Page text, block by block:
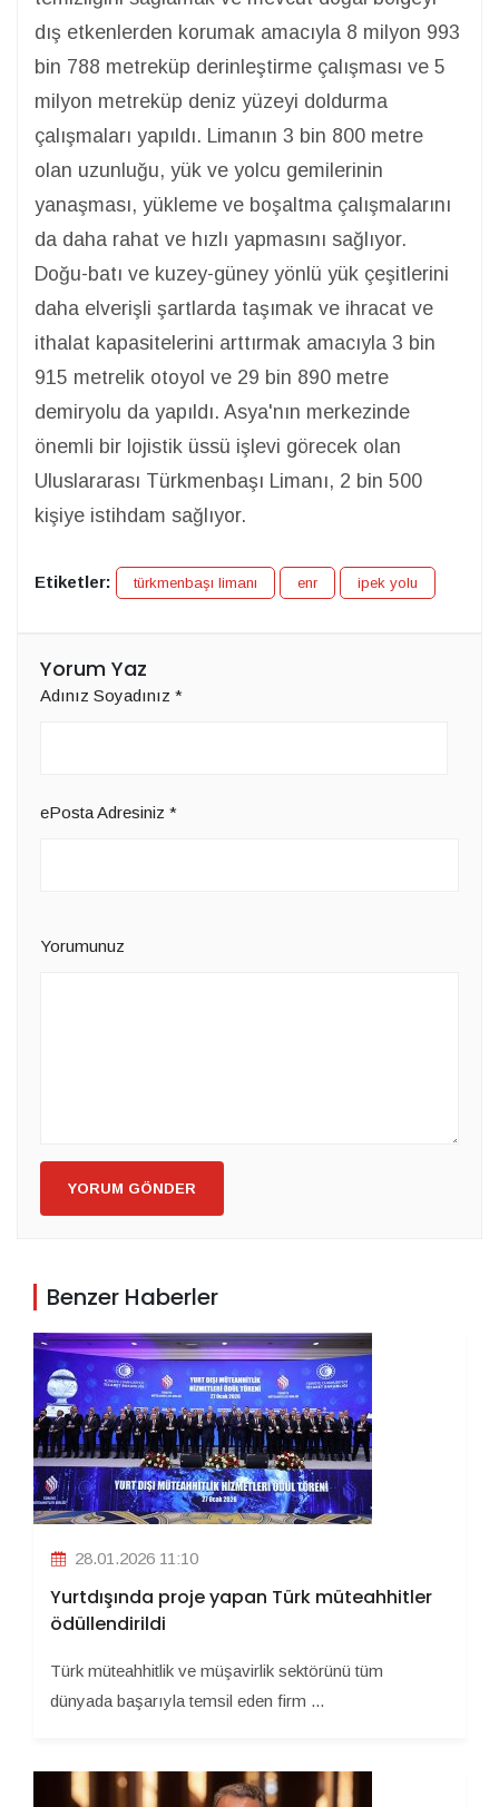
dış etkenlerden korumak amacıyla 8 milyon 993
bin 788 metreküp derinleştirme çalışması ve 5
milyon metreküp deniz yüzeyi doldurma
çalışmaları yapıldı. Limanın 3 bin 800 metre
olan uzunluğu, yük ve yolcu gemilerinin
yanaşması, yükleme ve boşaltma çalışmalarını
da daha rahat ve hızlı yapmasını sağlıyor.
Doğu-batı ve kuzey-güney yönlü yük çeşitlerini
daha elverişli şartlarda taşımak ve ihracat ve
ithalat kapasitelerini arttırmak amacıyla 3 bin
915 metrelik otoyol ve 29 bin 890 metre
demiryolu da yapıldı. Asya'nın merkezinde
önemli bir lojistik üssü işlevi görecek olan
Uluslararası Türkmenbaşı Limanı, 2 bin 500
kişiye istihdam sağlıyor.
Etiketler: türkmenbaşı limanı enr ipek yolu
Yorum Yaz
Adınız Soyadınız *
ePosta Adresiniz *
Yorumunuz
YORUM GÖNDER
Benzer Haberler
28.01.2026 11:10
Yurtdışında proje yapan Türk müteahhitler
ödüllendirildi
Türk müteahhitlik ve müşavirlik sektörünü tüm
dünyada başarıyla temsil eden firm ...